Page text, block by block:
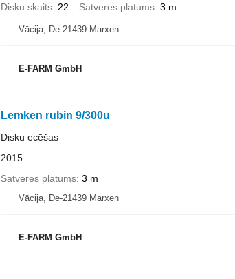
Disku skaits 22 Satveres platums 3 m
Vācija, De-21439 Marxen
E-FARM GmbH
Lemken rubin 9/300u
Disku ecēšas
2015
Satveres platums 3 m
Vācija, De-21439 Marxen
E-FARM GmbH